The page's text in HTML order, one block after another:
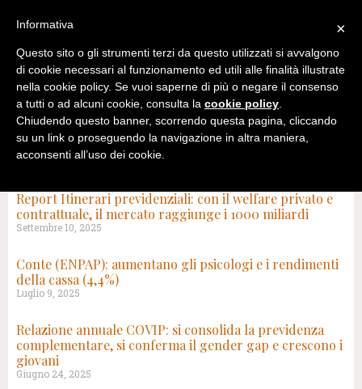
Report Itinerari previdenziali: con il welfare privato e
contrattuale, il mercato raggiunge i 1000 miliardi
Settembre 10, 2025
Conte (ENPAP): aumentano gli psicologi e i rendimenti
della cassa (4,4%)
Luglio 9, 2025
Relazione annuale COVIP: si consolida la previdenza
complementare, si conferma il gender gap e crescono i
giovani
Giugno 24, 2025
×
Informativa
Questo sito o gli strumenti terzi da questo utilizzati si avvalgono
di cookie necessari al funzionamento ed utili alle finalità illustrate
nella cookie policy. Se vuoi saperne di più o negare il consenso
a tutti o ad alcuni cookie, consulta la cookie policy.
Chiudendo questo banner, scorrendo questa pagina, cliccando
su un link o proseguendo la navigazione in altra maniera,
acconsenti all’uso dei cookie.